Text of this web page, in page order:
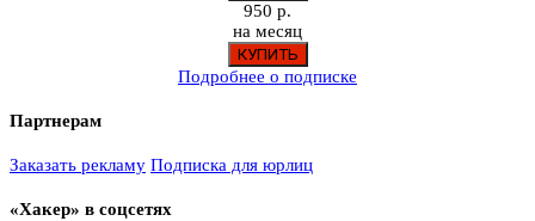
950 р.
на месяц
Подробнее о подписке
Партнерам
Заказать рекламу Подписка для юрлиц
«Хакер» в соцсетях